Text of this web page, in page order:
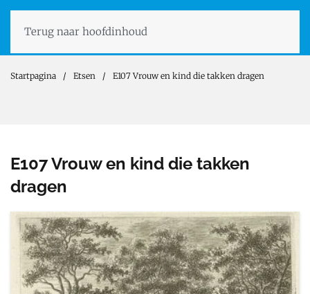
Terug naar hoofdinhoud
Startpagina Etsen E107 Vrouw en kind die takken dragen
E107 Vrouw en kind die takken
dragen